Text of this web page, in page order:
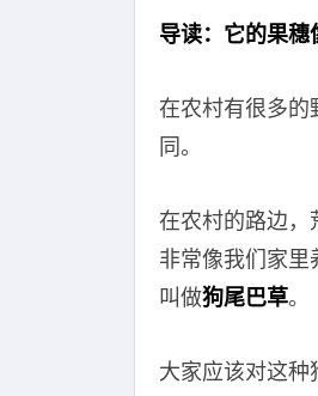
导读：它的果穗
在农村有很多的
同。
在农村的路边，
非常像我们家里
叫做狗尾巴草。
大家应该对这种